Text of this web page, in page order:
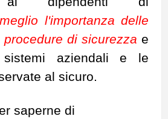
l'importanza delle
di sicurezza e
aziendali e le
al sicuro.
saperne di